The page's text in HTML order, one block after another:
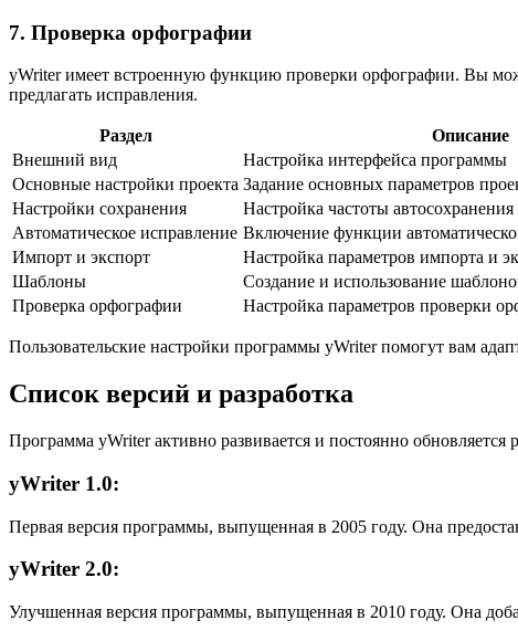
7. Проверка орфографии
yWriter имеет встроенную функцию проверки орфографии. Вы
предлагать исправления.
Раздел
Описание
Внешний вид
Настройка интерфейса программы
Основные настройки проекта Задание основных параметров
Настройки сохранения
Настройка частоты автосохранения
Автоматическое исправление Включение функции
Импорт и экспорт
Настройка параметров импорта и
Шаблоны
Создание и использование
Проверка орфографии
Настройка параметров проверки
Пользовательские настройки программы yWriter помогут вам
Список версий и разработка
Программа yWriter активно развивается и постоянно
yWriter 1.0:
Первая версия программы, выпущенная в 2005 году. Она
yWriter 2.0:
Улучшенная версия программы, выпущенная в 2010 году. Она